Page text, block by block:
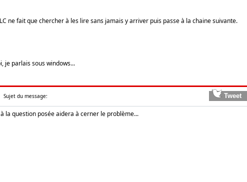
ne fait que chercher à les lire sans jamais y arriver puis passe à la chaine suivante.
je parlais sous windows...
Sujet du message:
la question posée aidera à cerner le problème...